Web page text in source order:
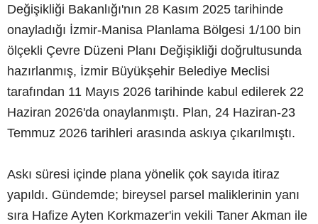
Değişikliği Bakanlığı'nın 28 Kasım 2025 tarihinde
onayladığı İzmir-Manisa Planlama Bölgesi 1/100 bin
ölçekli Çevre Düzeni Planı Değişikliği doğrultusunda
hazırlanmış, İzmir Büyükşehir Belediye Meclisi
tarafından 11 Mayıs 2026 tarihinde kabul edilerek 22
Haziran 2026'da onaylanmıştı. Plan, 24 Haziran-23
Temmuz 2026 tarihleri arasında askıya çıkarılmıştı.
Askı süresi içinde plana yönelik çok sayıda itiraz
yapıldı. Gündemde; bireysel parsel maliklerinin yanı
sıra Hafize Ayten Korkmazer'in vekili Taner Akman ile